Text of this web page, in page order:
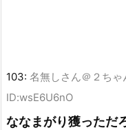
103: 名無しさん＠２ちゃ
ID:wsE6U6nO
ななまがり獲っただ